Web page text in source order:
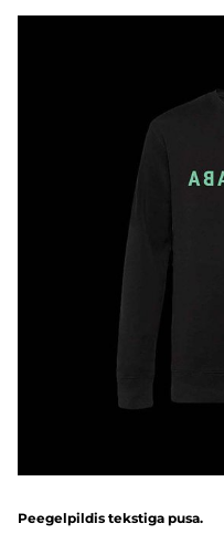
Peegelpildis tekstiga pusa.